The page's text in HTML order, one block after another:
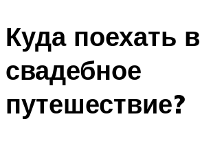
Куда поехать в
свадебное
путешествие?